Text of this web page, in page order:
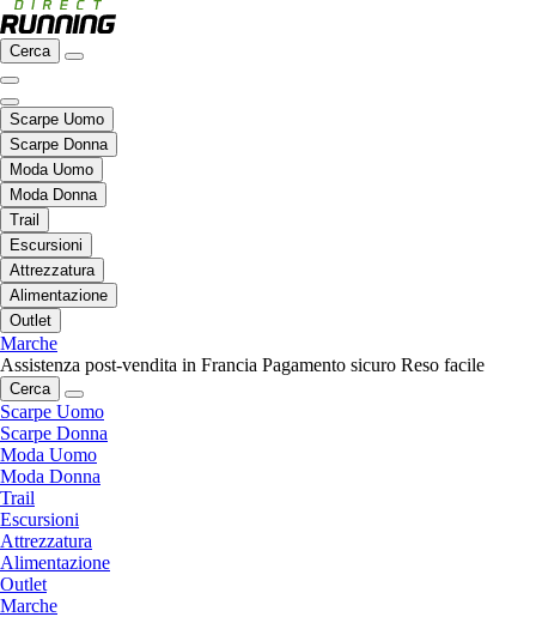
Cerca
Scarpe Uomo
Scarpe Donna
Moda Uomo
Moda Donna
Trail
Escursioni
Attrezzatura
Alimentazione
Outlet
Marche
Assistenza post-vendita in Francia Pagamento sicuro Reso facile
Cerca
Scarpe Uomo
Scarpe Donna
Moda Uomo
Moda Donna
Trail
Escursioni
Attrezzatura
Alimentazione
Outlet
Marche